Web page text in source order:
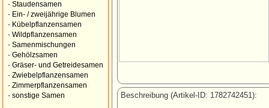
- Staudensamen
- Ein- / zweijährige Blumen
- Kübelpflanzensamen
- Wildpflanzensamen
- Samenmischungen
- Gehölzsamen
- Gräser- und Getreidesamen
- Zwiebelpflanzensamen
- Zimmerpflanzensamen
- sonstige Samen Beschreibung (Artikel-ID: 1782742451):